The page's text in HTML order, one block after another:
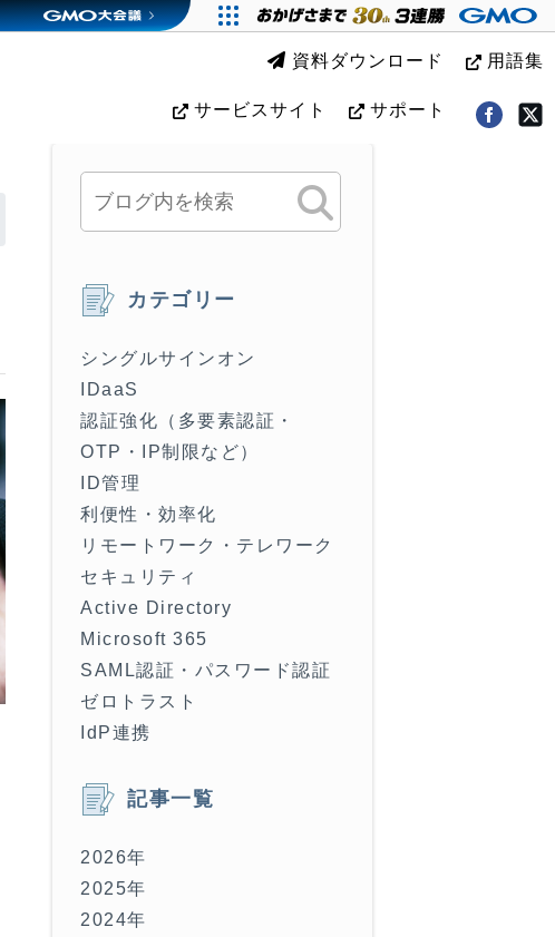
資料ダウンロード 用語集
サービスサイト サポート
カテゴリー
シングルサインオン
IDaaS
認証強化（多要素認証・
OTP・IP制限など）
ID管理
利便性・効率化
リモートワーク・テレワーク
セキュリティ
Active Directory
Microsoft 365
SAML認証・パスワード認証
ゼロトラスト
IdP連携
記事一覧
2026年
2025年
2024年